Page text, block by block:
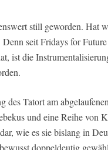
still geworden. Hat
Denn seit Fridays for
ist die
des Tatort am
und eine Reihe von
wie es sie bislang in
doppeldeutig